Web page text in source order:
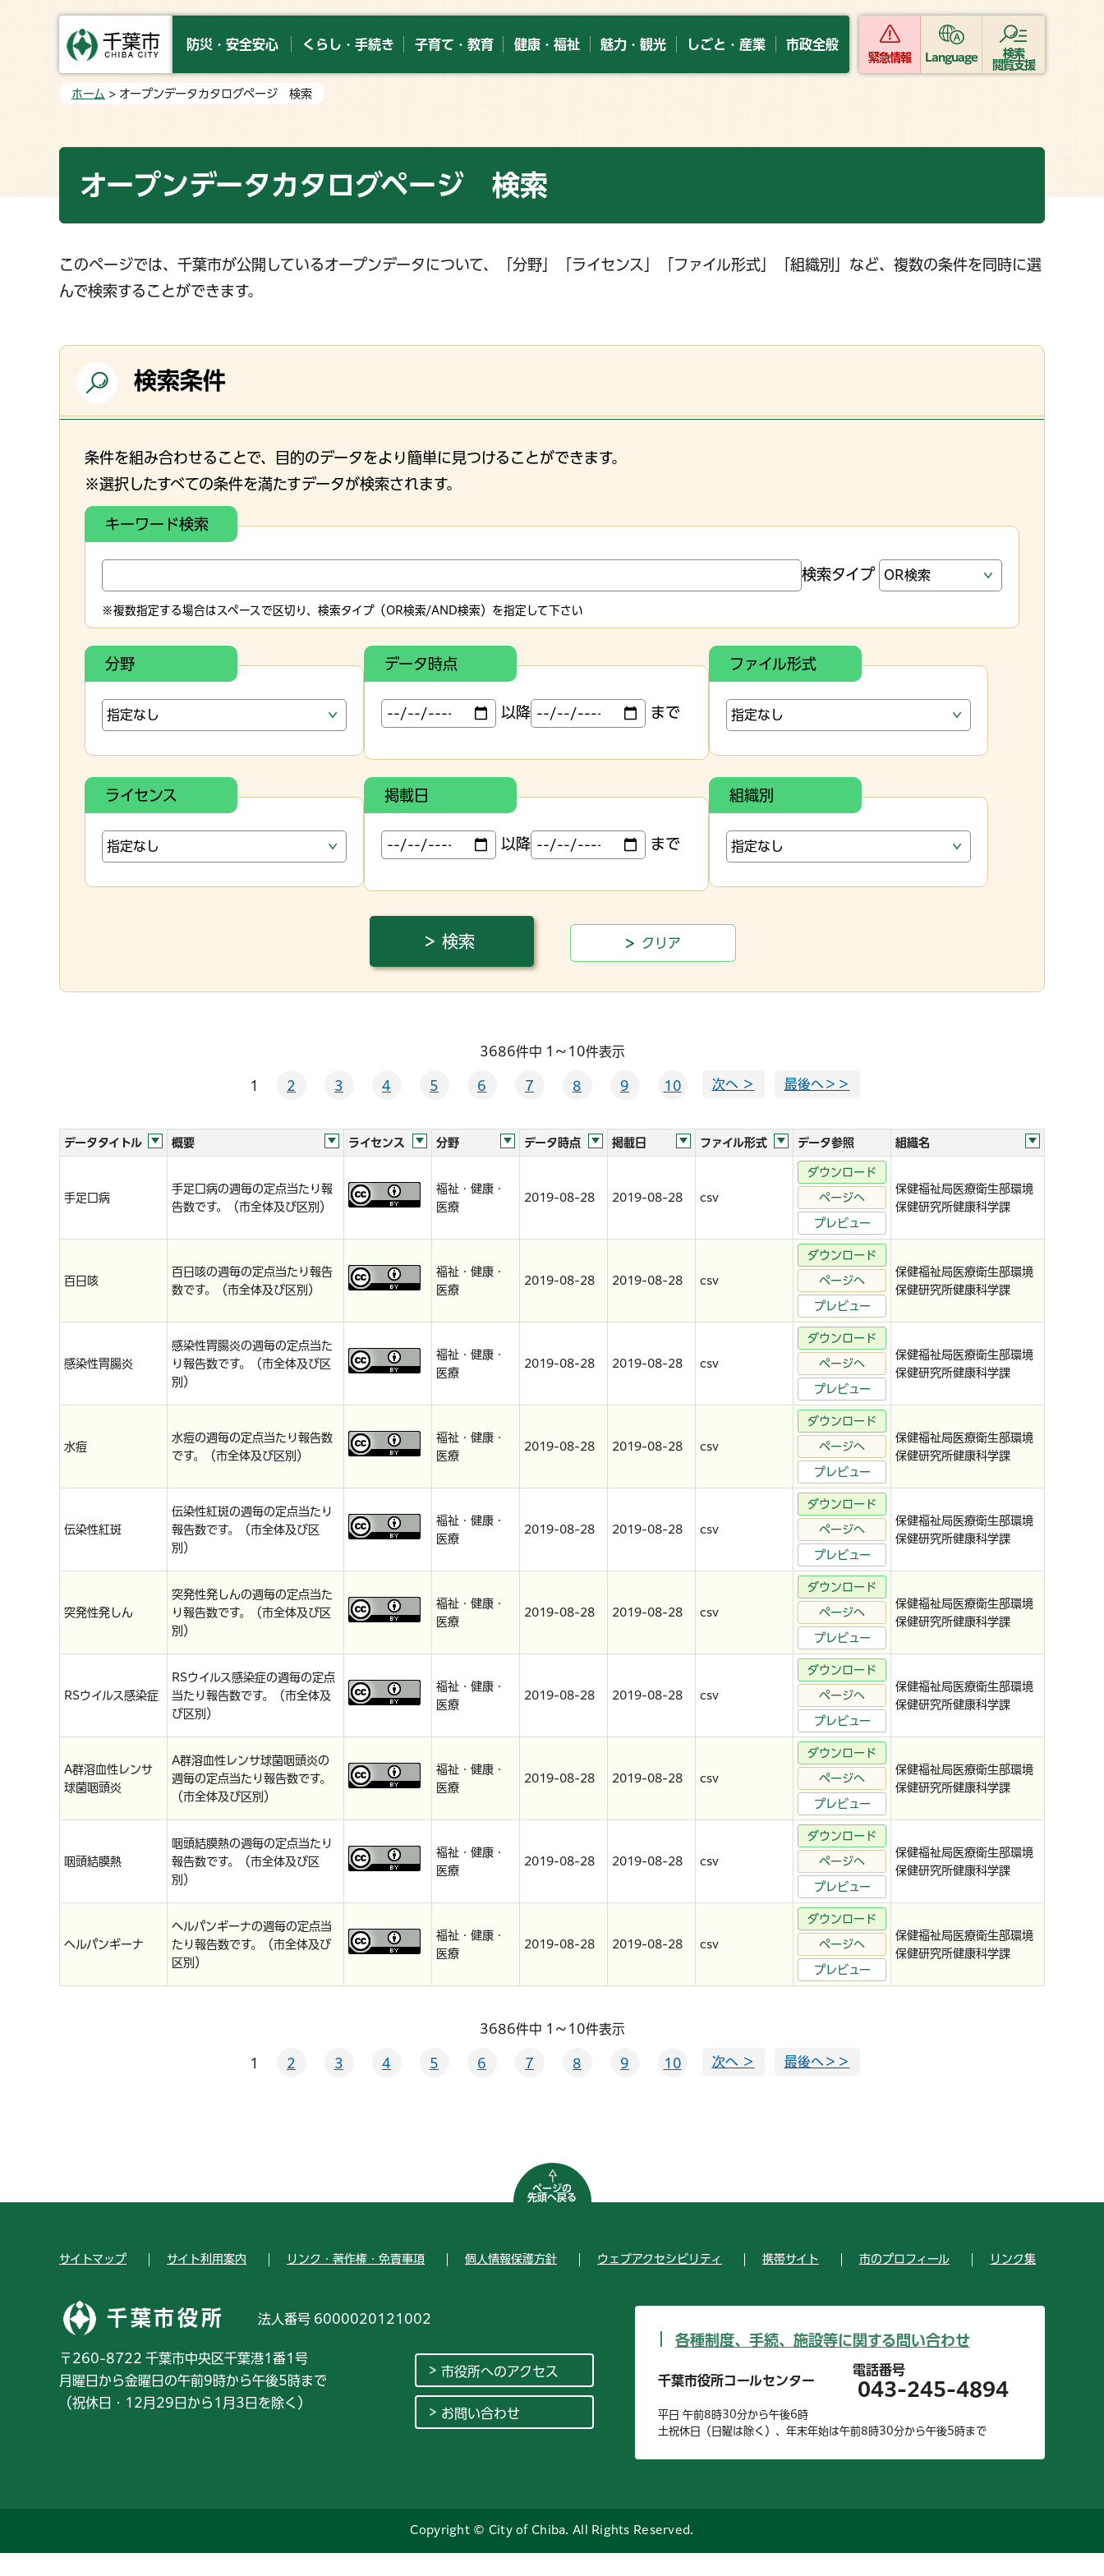
防災・安全安心 くらし・手続き 子育て・教育 健康・福祉 魅力・観光 しごと・産業 市政全般
緊急情報 Language
検索
閲覧支援
ホーム > オープンデータカタログページ 検索
オープンデータカタログページ 検索
このページでは、千葉市が公開しているオープンデータについて、「分野」「ライセンス」「ファイル形式」「組織別」など、複数の条件を同時に選
んで検索することができます。
検索条件
条件を組み合わせることで、目的のデータをより簡単に見つけることができます。
※選択したすべての条件を満たすデータが検索されます。
キーワード検索
検索タイプ
※複数指定する場合はスペースで区切り、検索タイプ（OR検索/AND検索）を指定して下さい
分野 データ時点
以降 まで
ファイル形式
ライセンス 掲載日
以降 まで
組織別
3686件中 1～10件表示
1 2 3 4 5 6 7 8 9 10 次へ ＞ 最後へ＞＞
データタイトル 概要 ライセンス 分野 データ時点 掲載日 ファイル形式 データ参照 組織名
手足口病
手足口病の週毎の定点当たり報
告数です。（市全体及び区別）
福祉・健康・
医療
2019-08-28 2019-08-28 csv
ダウンロード
ページへ
プレビュー
保健福祉局医療衛生部環境
保健研究所健康科学課
百日咳
百日咳の週毎の定点当たり報告
数です。（市全体及び区別）
福祉・健康・
医療
2019-08-28 2019-08-28 csv
ダウンロード
ページへ
プレビュー
保健福祉局医療衛生部環境
保健研究所健康科学課
感染性胃腸炎
感染性胃腸炎の週毎の定点当た
り報告数です。（市全体及び区
別）
福祉・健康・
医療
2019-08-28 2019-08-28 csv
ダウンロード
ページへ
プレビュー
保健福祉局医療衛生部環境
保健研究所健康科学課
水痘
水痘の週毎の定点当たり報告数
です。（市全体及び区別）
福祉・健康・
医療
2019-08-28 2019-08-28 csv
ダウンロード
ページへ
プレビュー
保健福祉局医療衛生部環境
保健研究所健康科学課
伝染性紅斑
伝染性紅斑の週毎の定点当たり
報告数です。（市全体及び区
別）
福祉・健康・
医療
2019-08-28 2019-08-28 csv
ダウンロード
ページへ
プレビュー
保健福祉局医療衛生部環境
保健研究所健康科学課
突発性発しん
突発性発しんの週毎の定点当た
り報告数です。（市全体及び区
別）
福祉・健康・
医療
2019-08-28 2019-08-28 csv
ダウンロード
ページへ
プレビュー
保健福祉局医療衛生部環境
保健研究所健康科学課
RSウイルス感染症
RSウイルス感染症の週毎の定点
当たり報告数です。（市全体及
び区別）
福祉・健康・
医療
2019-08-28 2019-08-28 csv
ダウンロード
ページへ
プレビュー
保健福祉局医療衛生部環境
保健研究所健康科学課
A群溶血性レンサ
球菌咽頭炎
A群溶血性レンサ球菌咽頭炎の
週毎の定点当たり報告数です。
（市全体及び区別）
福祉・健康・
医療
2019-08-28 2019-08-28 csv
ダウンロード
ページへ
プレビュー
保健福祉局医療衛生部環境
保健研究所健康科学課
咽頭結膜熱
咽頭結膜熱の週毎の定点当たり
報告数です。（市全体及び区
別）
福祉・健康・
医療
2019-08-28 2019-08-28 csv
ダウンロード
ページへ
プレビュー
保健福祉局医療衛生部環境
保健研究所健康科学課
ヘルパンギーナ
ヘルパンギーナの週毎の定点当
たり報告数です。（市全体及び
区別）
福祉・健康・
医療
2019-08-28 2019-08-28 csv
ダウンロード
ページへ
プレビュー
保健福祉局医療衛生部環境
保健研究所健康科学課
3686件中 1～10件表示
1 2 3 4 5 6 7 8 9 10 次へ ＞ 最後へ＞＞
ページの
先頭へ戻る
サイトマップ サイト利用案内 リンク・著作権・免責事項 個人情報保護方針 ウェブアクセシビリティ 携帯サイト 市のプロフィール リンク集
千葉市役所 法人番号 6000020121002
〒260-8722 千葉市中央区千葉港1番1号
月曜日から金曜日の午前9時から午後5時まで
（祝休日・12月29日から1月3日を除く）
市役所へのアクセス
お問い合わせ
各種制度、手続、施設等に関する問い合わせ
千葉市役所コールセンター
電話番号
043-245-4894
平日 午前8時30分から午後6時
土祝休日（日曜は除く）、年末年始は午前8時30分から午後5時まで
Copyright © City of Chiba. All Rights Reserved.